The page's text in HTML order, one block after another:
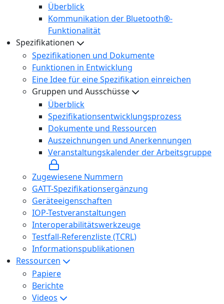
Überblick
Kommunikation der Bluetooth®-
Funktionalität
Spezifikationen
Spezifikationen und Dokumente
Funktionen in Entwicklung
Eine Idee für eine Spezifikation einreichen
Gruppen und Ausschüsse
Überblick
Spezifikationsentwicklungsprozess
Dokumente und Ressourcen
Auszeichnungen und Anerkennungen
Veranstaltungskalender der Arbeitsgruppe
Zugewiesene Nummern
GATT-Spezifikationsergänzung
Geräteeigenschaften
IOP-Testveranstaltungen
Interoperabilitätswerkzeuge
Testfall-Referenzliste (TCRL)
Informationspublikationen
Ressourcen
Papiere
Berichte
Videos